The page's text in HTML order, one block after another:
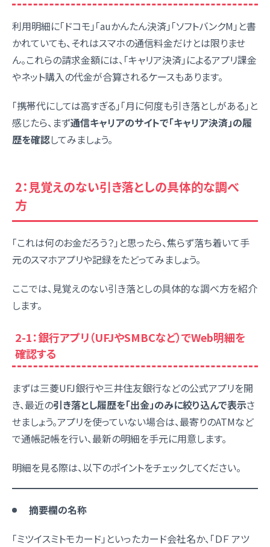
利用明細に「ドコモ」「auかんたん決済」「ソフトバンクM」と書
かれていても、それはスマホの通信料金だけとは限りませ
ん。これらの請求金額には、「キャリア決済」によるアプリ課金
やネット購入の代金が合算されるケースもあります。
「携帯代にしては高すぎる」「月に何度も引き落としがある」と
感じたら、まず通信キャリアのサイトで「キャリア決済」の履
歴を確認してみましょう。
2：見覚えのない引き落としの具体的な調べ
方
「これは何のお金だろう？」と思ったら、焦らず落ち着いて手
元のスマホアプリや記録をたどってみましょう。
ここでは、見覚えのない引き落としの具体的な調べ方を紹介
します。
2-1：銀行アプリ（UFJやSMBCなど）でWeb明細を
確認する
まずは三菱UFJ銀行や三井住友銀行などの公式アプリを開
き、最近の引き落とし履歴を「出金」のみに絞り込んで表示さ
せましょう。アプリを使っていない場合は、最寄りのATMなど
で通帳記帳を行い、最新の明細を手元に用意します。
明細を見る際は、以下のポイントをチェックしてください。
摘要欄の名称
「ミツイスミトモカード」といったカード会社名か、「ＤＦ アツ